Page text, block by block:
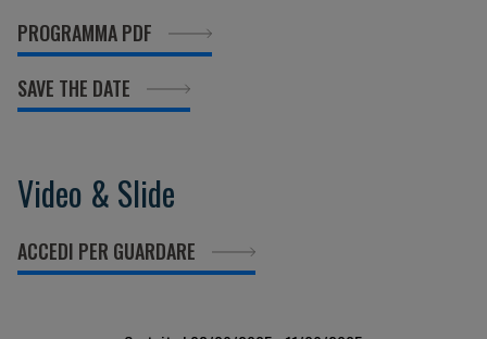
PROGRAMMA PDF
SAVE THE DATE
Video & Slide
ACCEDI PER GUARDARE